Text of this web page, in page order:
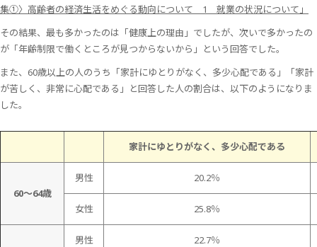
集①〉高齢者の経済生活をめぐる動向について 1 就業の状況について」
その結果、最も多かったのは「健康上の理由」でしたが、次いで多かったの
が「年齢制限で働くところが見つからないから」という回答でした。
また、60歳以上の人のうち「家計にゆとりがなく、多少心配である」「家計
が苦しく、非常に心配である」と回答した人の割合は、以下のようになりま
した。
家計にゆとりがなく、多少心配である
60～64歳
男性 20.2％
女性 25.8％
男性 22.7％